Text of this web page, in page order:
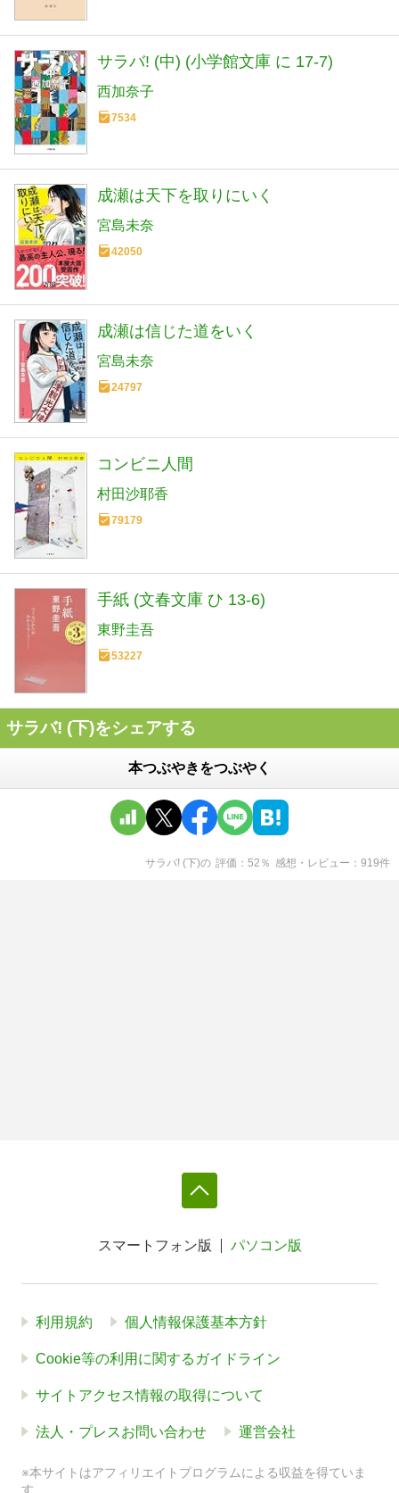
サラバ! (中) (小学館文庫 に 17-7)
西加奈子
7534
成瀬は天下を取りにいく
宮島未奈
42050
成瀬は信じた道をいく
宮島未奈
24797
コンビニ人間
村田沙耶香
79179
手紙 (文春文庫 ひ 13-6)
東野圭吾
53227
サラバ! (下)をシェアする
本つぶやきをつぶやく
サラバ! (下)の 評価 52 ％ 感想・レビュー 919件
スマートフォン版 パソコン版
利用規約 個人情報保護基本方針
Cookie等の利用に関するガイドライン
サイトアクセス情報の取得について
法人・プレスお問い合わせ 運営会社
※本サイトはアフィリエイトプログラムによる収益を得ていま
す